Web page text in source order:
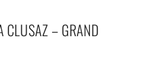
CLUSAZ – GRAND